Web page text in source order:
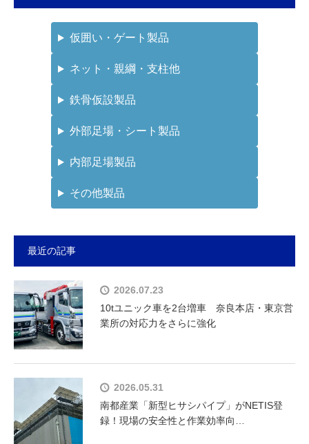
仮囲い・ゲート製品
ネット・親綱・支柱他
鉄骨仮設製品
外部足場・シート製品
内部足場製品
その他製品
最近の記事
2026.07.23
10tユニック車を2台増車 奈良本店・東京営
業所の対応力をさらに強化
2026.05.31
南都産業「新型ヒサシパイプ」がNETIS登
録！現場の安全性と作業効率向…